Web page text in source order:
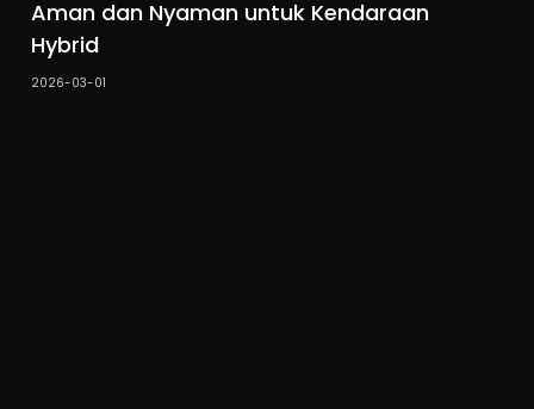
Aman dan Nyaman untuk Kendaraan
Hybrid
2026-03-01